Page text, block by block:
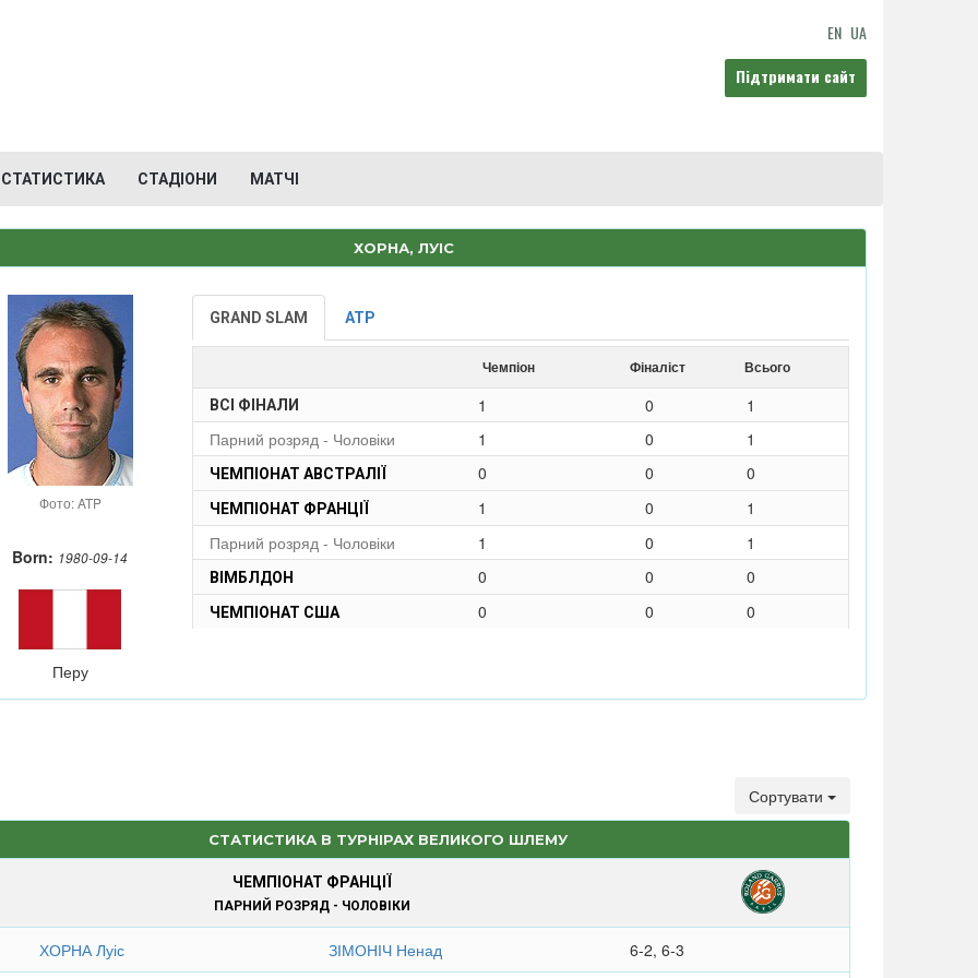
EN UA
Підтримати сайт
СТАТИСТИКА СТАДІОНИ МАТЧІ
ХОРНА, ЛУІС
Фото: ATP
Born: 1980-09-14
Перу
GRAND SLAM ATP
Чемпіон Фіналіст Всього
ВСІ ФІНАЛИ 1 0
1
Парний розряд - Чоловіки
1 0 1
ЧЕМПІОНАТ АВСТРАЛІЇ 0 0 0
ЧЕМПІОНАТ ФРАНЦІЇ 1 0
1
Парний розряд - Чоловіки
1 0 1
ВІМБЛДОН 0 0 0
ЧЕМПІОНАТ США 0 0 0
Сортувати
СТАТИСТИКА В ТУРНІРАХ ВЕЛИКОГО ШЛЕМУ
ЧЕМПІОНАТ ФРАНЦІЇ
ПАРНИЙ РОЗРЯД - ЧОЛОВІКИ
ХОРНА Луіс ЗІМОНІЧ Ненад 6-2, 6-3